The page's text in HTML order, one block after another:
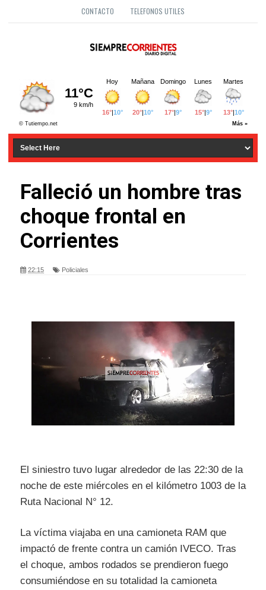
CONTACTO TELEFONOS UTILES
Falleció un hombre tras
choque frontal en
Corrientes
22:15 Policiales
El siniestro tuvo lugar alrededor de las 22:30 de la
noche de este miércoles en el kilómetro 1003 de la
Ruta Nacional N° 12.
La víctima viajaba en una camioneta RAM que
impactó de frente contra un camión IVECO. Tras
el choque, ambos rodados se prendieron fuego
consumiéndose en su totalidad la camioneta